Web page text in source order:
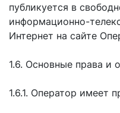
публикуется в
информационно-
Интернет на сайте
1.6. Основные права и
1.6.1. Оператор имеет